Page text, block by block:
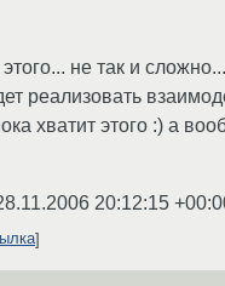
этого... не так и
реализовать
хватит этого :) а
20:12:15